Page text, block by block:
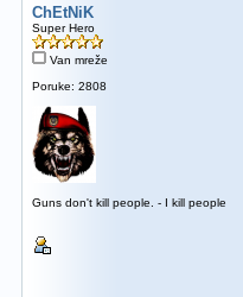
ChEtNiK
Super Hero
Van mreže
Poruke: 2808
Guns don't kill people. - I kill people